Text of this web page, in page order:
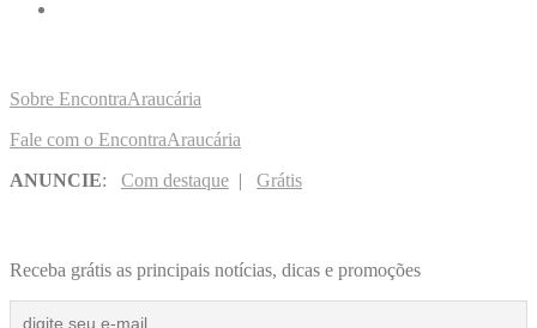
Sobre EncontraAraucária
Fale com o EncontraAraucária
ANUNCIE: Com destaque | Grátis
Receba grátis as principais notícias, dicas e promoções